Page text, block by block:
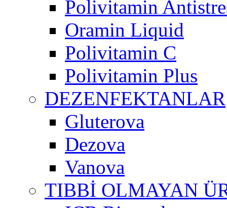
Polivitamin
Oramin Liquid
Polivitamin C
Polivitamin Plus
DEZENFEKTANLAR
Gluterova
Dezova
Vanova
TIBBİ OLMAYAN